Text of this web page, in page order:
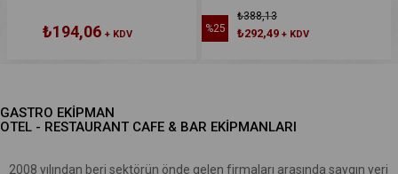
₺194,06 + KDV ₺292,49 + KDV
₺388,13
%25
GASTRO EKİPMAN
OTEL - RESTAURANT CAFE & BAR EKİPMANLARI
2008 yılından beri sektörün önde gelen firmaları arasında saygın yeri